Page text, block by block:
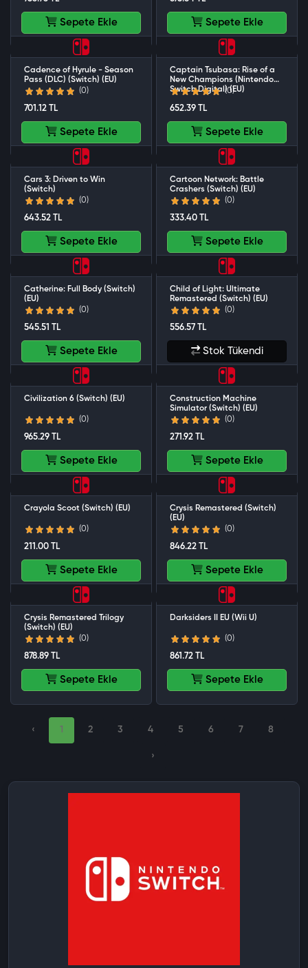
Sepete Ekle Sepete Ekle
Cadence of Hyrule - Season
Pass (DLC) (Switch) (EU)
(0)
701.12 TL
Sepete Ekle
Captain Tsubasa: Rise of a
New Champions (Nintendo
Switch Digital) (EU)
(0)
652.39 TL
Sepete Ekle
Cars 3: Driven to Win
(Switch)
(0)
643.52 TL
Sepete Ekle
Cartoon Network: Battle
Crashers (Switch) (EU)
(0)
333.40 TL
Sepete Ekle
Catherine: Full Body (Switch)
(EU)
(0)
545.51 TL
Sepete Ekle
Child of Light: Ultimate
Remastered (Switch) (EU)
(0)
556.57 TL
Stok Tükendi
Civilization 6 (Switch) (EU)
(0)
965.29 TL
Sepete Ekle
Construction Machine
Simulator (Switch) (EU)
(0)
271.92 TL
Sepete Ekle
Crayola Scoot (Switch) (EU)
(0)
211.00 TL
Sepete Ekle
Crysis Remastered (Switch)
(EU)
(0)
846.22 TL
Sepete Ekle
Crysis Remastered Trilogy
(Switch) (EU)
(0)
878.89 TL
Sepete Ekle
Darksiders II EU (Wii U)
(0)
861.72 TL
Sepete Ekle
‹ 1 2 3 4 5 6 7 8
›